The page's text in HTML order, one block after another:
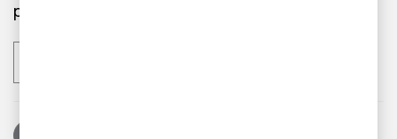
poddar med mera.